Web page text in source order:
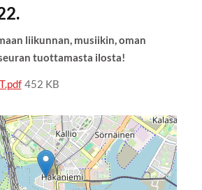
liikunnan, musiikin, oman
tuottamasta ilosta!
452 KB